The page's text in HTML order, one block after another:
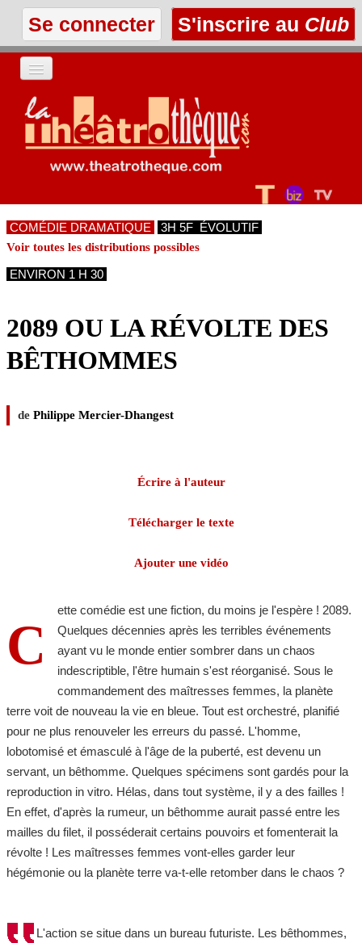
Se connecter S'inscrire au Club
ACCUEIL
LES TEXTES
LES ANNONCES
LE CLUB
COMÉDIE DRAMATIQUE 3H 5F ÉVOLUTIF
Voir toutes les distributions possibles
ENVIRON 1 H 30
2089 OU LA RÉVOLTE DES
BÊTHOMMES
de Philippe Mercier-Dhangest
Écrire à l'auteur
Télécharger le texte
Ajouter une vidéo
C
ette comédie est une fiction, du moins je l'espère ! 2089.
Quelques décennies après les terribles événements
ayant vu le monde entier sombrer dans un chaos
indescriptible, l'être humain s'est réorganisé. Sous le
commandement des maîtresses femmes, la planète
terre voit de nouveau la vie en bleue. Tout est orchestré, planifié
pour ne plus renouveler les erreurs du passé. L'homme,
lobotomisé et émasculé à l'âge de la puberté, est devenu un
servant, un bêthomme. Quelques spécimens sont gardés pour la
reproduction in vitro. Hélas, dans tout système, il y a des failles !
En effet, d'après la rumeur, un bêthomme aurait passé entre les
mailles du filet, il posséderait certains pouvoirs et fomenterait la
révolte ! Les maîtresses femmes vont-elles garder leur
hégémonie ou la planète terre va-t-elle retomber dans le chaos ?
L'action se situe dans un bureau futuriste. Les bêthommes,